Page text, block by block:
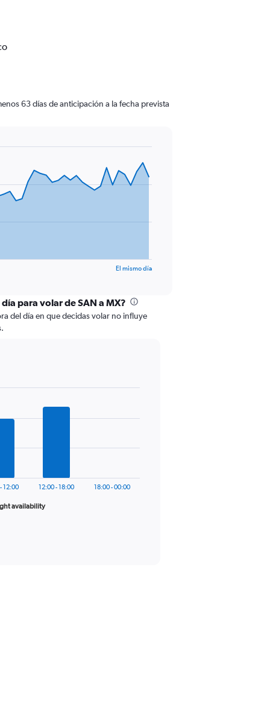
63 días de anticipación a la fecha prevista
El mismo día
para volar de SAN a MX?
del día en que decidas volar no influye
availability
12:00 12:00 - 18:00 18:00 - 00:00